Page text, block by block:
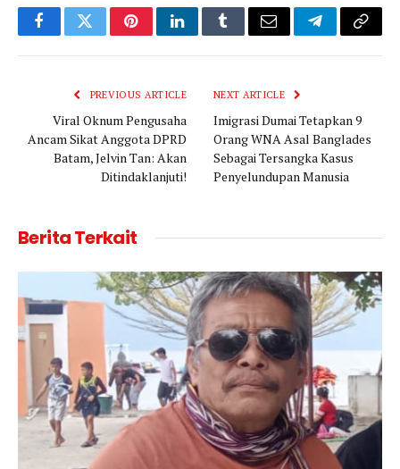
FacebookTwitterPinterestLinkedInTumblrEmail TelegramCopy
PREVIOUS ARTICLE
Viral Oknum Pengusaha
Ancam Sikat Anggota DPRD
Batam, Jelvin Tan: Akan
Ditindaklanjuti!
NEXT ARTICLE
Imigrasi Dumai Tetapkan 9
Orang WNA Asal Banglades
Sebagai Tersangka Kasus
Penyelundupan Manusia
Berita Terkait